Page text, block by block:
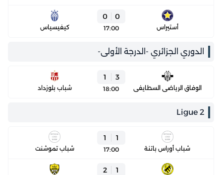
أستيراس
0
0
17:00 كيفيسياس
الدوري الجزائري -الدرجة الأولى-
الوفاق الرياضي السطايفي
3
1
18:00 شباب بلوزداد
Ligue 2
شباب أوراس باتنة
1
1
17:00 شباب تموشنت
1
2